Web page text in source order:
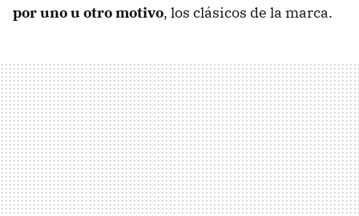
por uno u otro motivo, los clásicos de la marca.